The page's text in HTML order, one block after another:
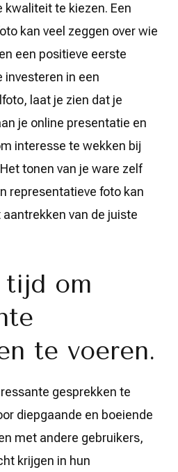
kwaliteit te kiezen. Een
kan veel zeggen over wie
een positieve eerste
investeren in een
laat je zien dat je
je online presentatie en
interesse te wekken bij
tonen van je ware zelf
representatieve foto kan
van de juiste
tijd om
te voeren.
gesprekken te
diepgaande en boeiende
met andere gebruikers,
krijgen in hun